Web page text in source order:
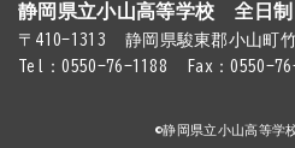
静岡県立小山高等学校 全日制
〒410-1313
静岡県駿東郡小山町
Tel：0550-76-1188
Fax：0550-
©静岡県立小山高等